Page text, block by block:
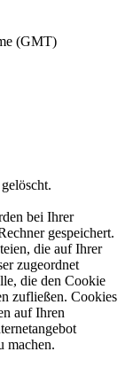
(GMT)
bei Ihrer
gespeichert.
die auf Ihrer
zugeordnet
die den Cookie
zufließen. Cookies
auf Ihren
machen.